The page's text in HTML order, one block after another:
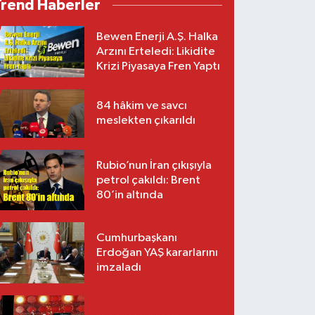
Haberler
Bewen Enerji A.Ş. Halka
Arzını Erteledi: Likidite
Krizi Piyasaya Fren Yaptı
84 hâkim ve savcı
meslekten çıkarıldı
Rubio’nun İran çıkışıyla
petrol çakıldı: Brent
80’in altında
Cumhurbaşkanı
Erdoğan YAŞ kararlarını
imzaladı